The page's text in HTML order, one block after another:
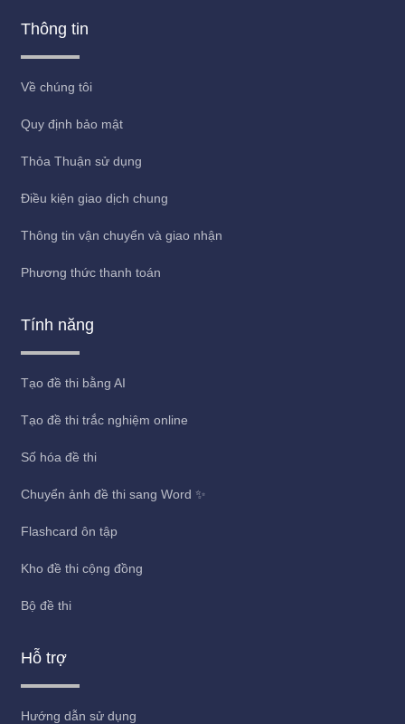
Thông tin
Về chúng tôi
Quy định bảo mật
Thỏa Thuận sử dụng
Điều kiện giao dịch chung
Thông tin vận chuyển và giao nhận
Phương thức thanh toán
Tính năng
Tạo đề thi bằng AI
Tạo đề thi trắc nghiệm online
Số hóa đề thi
Chuyển ảnh đề thi sang Word ✨
Flashcard ôn tập
Kho đề thi cộng đồng
Bộ đề thi
Hỗ trợ
Hướng dẫn sử dụng